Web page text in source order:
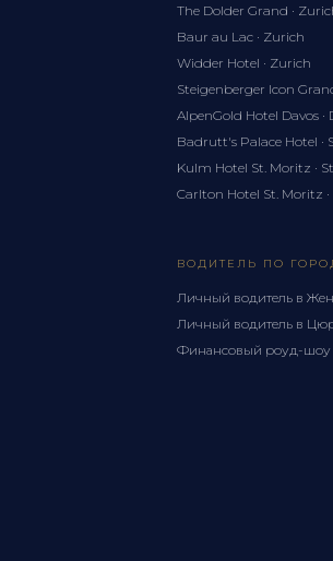
The Dolder Grand ·
Baur au Lac · Zurich
Widder Hotel · Zurich
Steigenberger Icon
AlpenGold Hotel Davos ·
Badrutt's Palace Hotel ·
Kulm Hotel St. Moritz ·
Carlton Hotel St. Moritz
ВОДИТЕЛЬ ПО
Личный водитель в
Личный водитель в
Финансовый роуд-